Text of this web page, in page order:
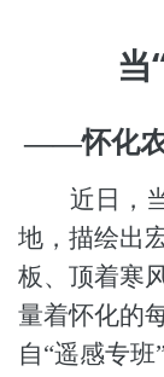
当
——怀化
近日，
地，描绘出
板、顶着寒
量着怀化的
自“遥感专